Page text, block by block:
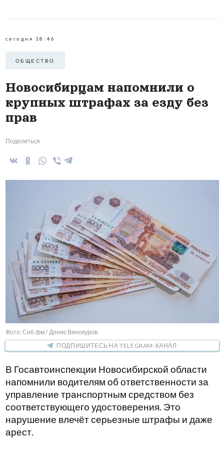
сегодня 18:46
ОБЩЕСТВО
Новосибирцам напомнили о
крупных штрафах за езду без
прав
Поделиться
Фото: Сиб.фм / Денис Винокуров
ПОДПИШИТЕСЬ НА TELEGRAM-КАНАЛ
В Госавтоинспекции Новосибирской области
напомнили водителям об ответственности за
управление транспортным средством без
соответствующего удостоверения. Это
нарушение влечёт серьезные штрафы и даже
арест.